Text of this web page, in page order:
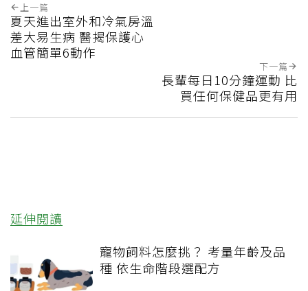
上一篇
夏天進出室外和冷氣房溫
差大易生病 醫揭保護心
血管簡單6動作
下一篇
長輩每日10分鐘運動 比
買任何保健品更有用
延伸閱讀
寵物飼料怎麼挑？ 考量年齡及品
種 依生命階段選配方